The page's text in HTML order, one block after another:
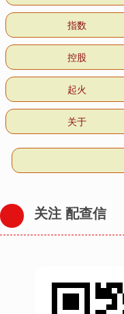
指数
控股
起火
关于
关注 配查信